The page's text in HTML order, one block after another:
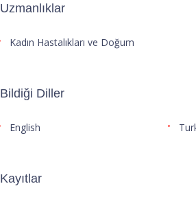
Uzmanlıklar
Kadın Hastalıkları ve Doğum
Bildiği Diller
English
Kayıtlar